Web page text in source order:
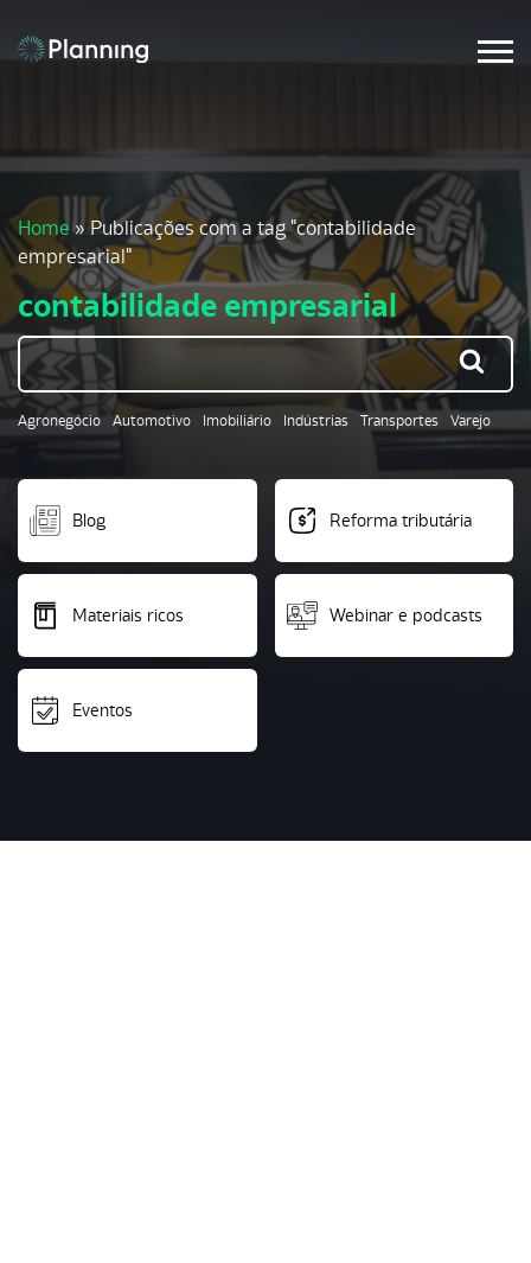
Home» Publicações com a tag "contabilidade
empresarial"
contabilidade empresarial
Agronegócio Automotivo Imobiliário Indústrias Transportes Varejo
Blog Reforma tributária
Materiais ricos Webinar e podcasts
Eventos